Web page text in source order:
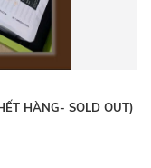
HÀNG- SOLD OUT)